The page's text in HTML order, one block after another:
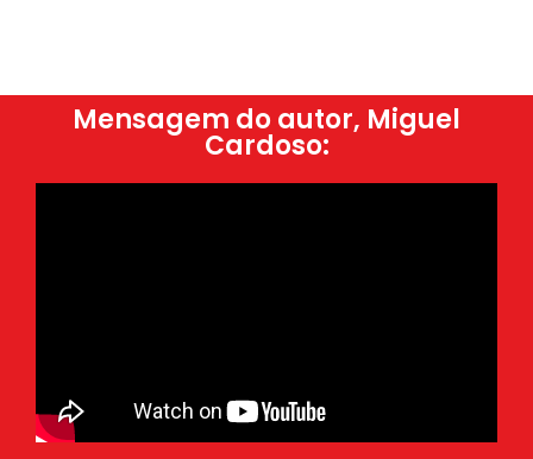
Mensagem do autor, Miguel
Cardoso: